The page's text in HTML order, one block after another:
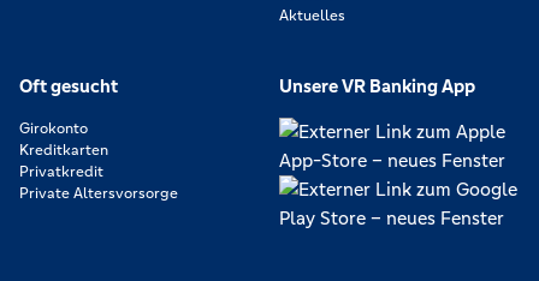
Aktuelles
Oft gesucht
Girokonto
Kreditkarten
Privatkredit
Private Altersvorsorge
Unsere VR Banking App